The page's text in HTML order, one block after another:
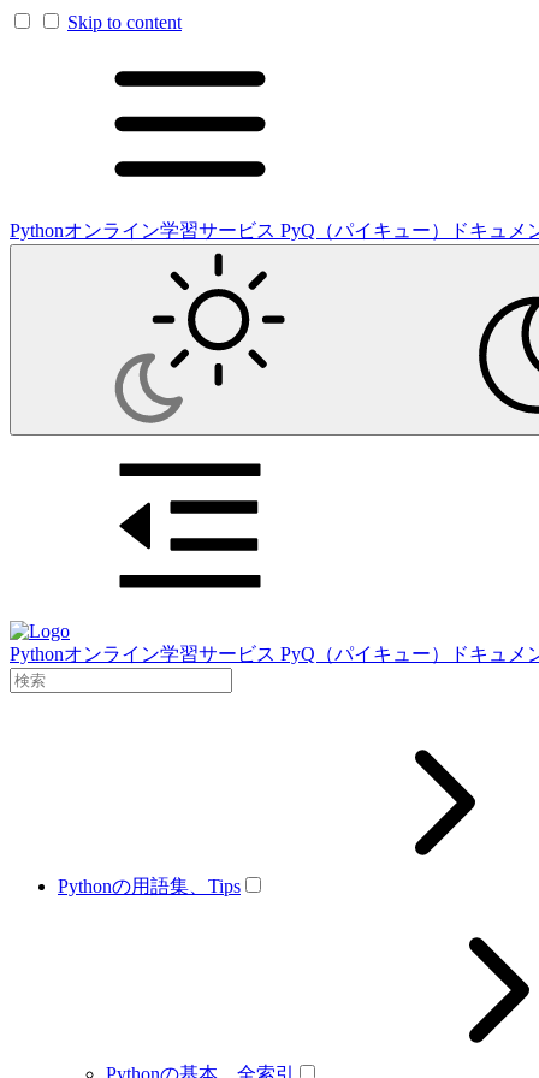
Skip to content
Pythonオンライン学習サービス PyQ（パイキュー）ドキュメ
Pythonオンライン学習サービス PyQ（パイキュー）ドキュメ
Pythonの用語集、Tips
Pythonの基本、全索引